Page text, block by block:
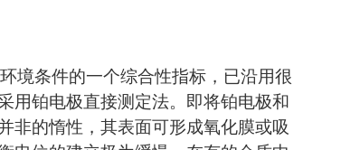
境条件的一个综合性指标，已沿用很
用铂电极直接测定法。即将铂电极和
非的惰性，其表面可形成氧化膜或吸